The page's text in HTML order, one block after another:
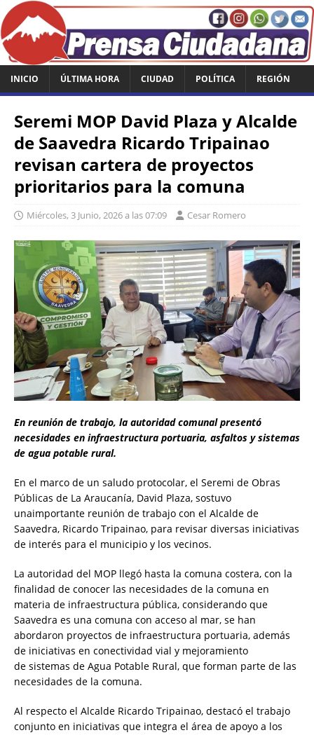
INICIO ÚLTIMA HORA CIUDAD POLÍTICA REGIÓN
Seremi MOP David Plaza y Alcalde
de Saavedra Ricardo Tripainao
revisan cartera de proyectos
prioritarios para la comuna
Miércoles, 3 Junio, 2026 a las 07:09 Cesar Romero
En reunión de trabajo, la autoridad comunal presentó
necesidades en infraestructura portuaria, asfaltos y sistemas
de agua potable rural.
En el marco de un saludo protocolar, el Seremi de Obras
Públicas de La Araucanía, David Plaza, sostuvo
unaimportante reunión de trabajo con el Alcalde de
Saavedra, Ricardo Tripainao, para revisar diversas iniciativas
de interés para el municipio y los vecinos.
La autoridad del MOP llegó hasta la comuna costera, con la
finalidad de conocer las necesidades de la comuna en
materia de infraestructura pública, considerando que
Saavedra es una comuna con acceso al mar, se han
abordaron proyectos de infraestructura portuaria, además
de iniciativas en conectividad vial y mejoramiento
de sistemas de Agua Potable Rural, que forman parte de las
necesidades de la comuna.
Al respecto el Alcalde Ricardo Tripainao, destacó el trabajo
conjunto en iniciativas que integra el área de apoyo a los